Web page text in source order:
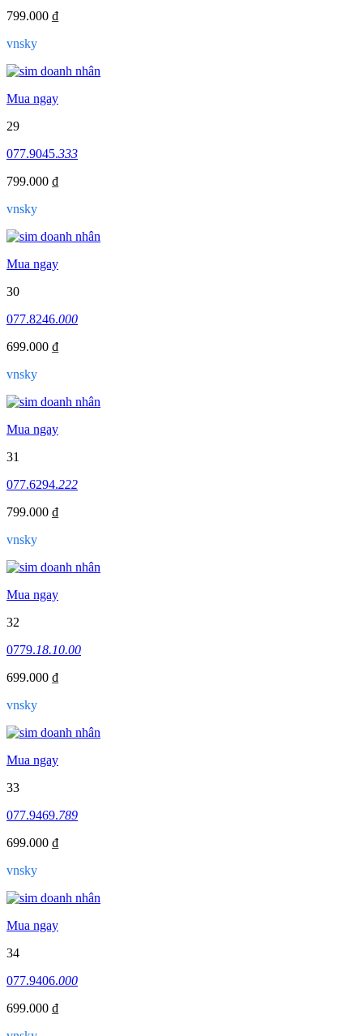
799.000 ₫
vnsky
Mua ngay
29
077.9045.333
799.000 ₫
vnsky
Mua ngay
30
077.8246.000
699.000 ₫
vnsky
Mua ngay
31
077.6294.222
799.000 ₫
vnsky
Mua ngay
32
0779.18.10.00
699.000 ₫
vnsky
Mua ngay
33
077.9469.789
699.000 ₫
vnsky
Mua ngay
34
077.9406.000
699.000 ₫